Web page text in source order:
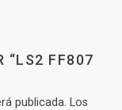
“LS2 FF807
publicada. Los